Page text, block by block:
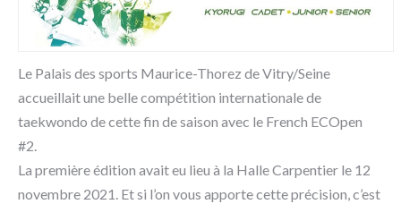
Le Palais des sports Maurice-Thorez de Vitry/Seine
accueillait une belle compétition internationale de
taekwondo de cette fin de saison avec le French ECOpen
#2.
La première édition avait eu lieu à la Halle Carpentier le 12
novembre 2021. Et si l’on vous apporte cette précision, c’est